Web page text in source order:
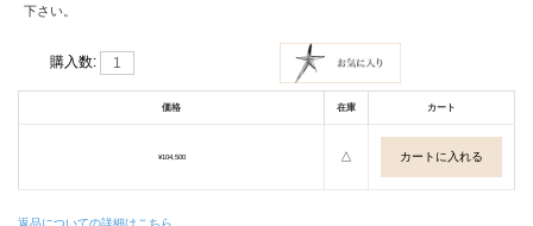
下さい。
購入数:
価格 在庫 カート
¥104,500 △
返品についての詳細はこちら